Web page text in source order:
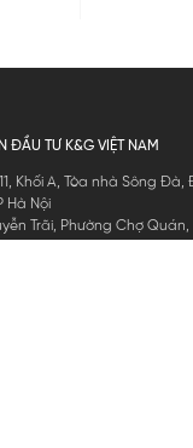
ĐẦU TƯ K&G VIỆT NAM
Khối A, Tòa nhà Sông Đà,
Hà Nội
Trãi, Phường Chợ Quán,